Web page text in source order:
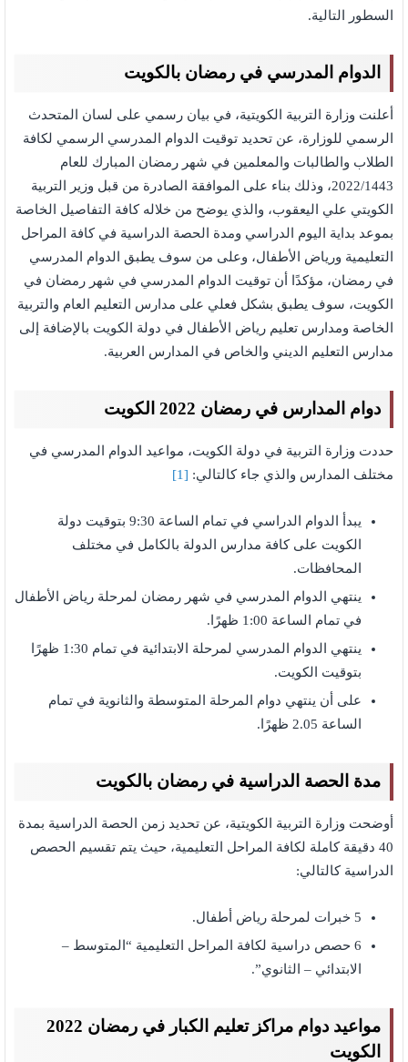
السطور التالية.
الدوام المدرسي في رمضان بالكويت
أعلنت وزارة التربية الكويتية، في بيان رسمي على لسان المتحدث
الرسمي للوزارة، عن تحديد توقيت الدوام المدرسي الرسمي لكافة
الطلاب والطالبات والمعلمين في شهر رمضان المبارك للعام
2022/1443، وذلك بناء على الموافقة الصادرة من قبل وزير التربية
الكويتي علي اليعقوب، والذي يوضح من خلاله كافة التفاصيل الخاصة
بموعد بداية اليوم الدراسي ومدة الحصة الدراسية في كافة المراحل
التعليمية ورياض الأطفال، وعلى من سوف يطبق الدوام المدرسي
في رمضان، مؤكدًا أن توقيت الدوام المدرسي في شهر رمضان في
الكويت، سوف يطبق بشكل فعلي على مدارس التعليم العام والتربية
الخاصة ومدارس تعليم رياض الأطفال في دولة الكويت بالإضافة إلى
مدارس التعليم الديني والخاص في المدارس العربية.
دوام المدارس في رمضان 2022 الكويت
حددت وزارة التربية في دولة الكويت، مواعيد الدوام المدرسي في
مختلف المدارس والذي جاء كالتالي: [1]
يبدأ الدوام الدراسي في تمام الساعة 9:30 بتوقيت دولة
الكويت على كافة مدارس الدولة بالكامل في مختلف
المحافظات.
ينتهي الدوام المدرسي في شهر رمضان لمرحلة رياض الأطفال
في تمام الساعة 1:00 ظهرًا.
ينتهي الدوام المدرسي لمرحلة الابتدائية في تمام 1:30 ظهرًا
بتوقيت الكويت.
على أن ينتهي دوام المرحلة المتوسطة والثانوية في تمام
الساعة 2.05 ظهرًا.
مدة الحصة الدراسية في رمضان بالكويت
أوضحت وزارة التربية الكويتية، عن تحديد زمن الحصة الدراسية بمدة
40 دقيقة كاملة لكافة المراحل التعليمية، حيث يتم تقسيم الحصص
الدراسية كالتالي:
5 خبرات لمرحلة رياض أطفال.
6 حصص دراسية لكافة المراحل التعليمية “المتوسط –
الابتدائي – الثانوي”.
مواعيد دوام مراكز تعليم الكبار في رمضان 2022
الكويت